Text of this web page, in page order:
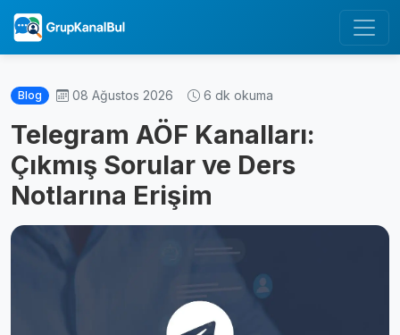
Blog 08 Ağustos 2026 6 dk okuma
Telegram AÖF Kanalları:
Çıkmış Sorular ve Ders
Notlarına Erişim